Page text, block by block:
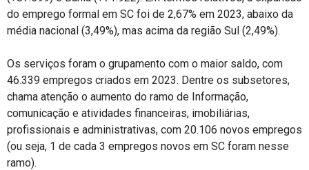
do emprego formal em SC foi de 2,67% em 2023, abaixo da
média nacional (3,49%), mas acima da região Sul (2,49%).
Os serviços foram o grupamento com o maior saldo, com
46.339 empregos criados em 2023. Dentre os subsetores,
chama atenção o aumento do ramo de Informação,
comunicação e atividades financeiras, imobiliárias,
profissionais e administrativas, com 20.106 novos empregos
(ou seja, 1 de cada 3 empregos novos em SC foram nesse
ramo).